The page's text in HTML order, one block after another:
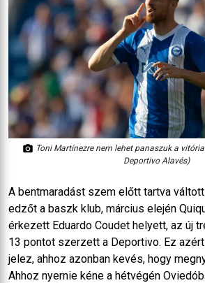
Toni Martínezre nem lehet panaszuk a
Deportivo Alavés)
A bentmaradást szem előtt tartva
edzőt a baszk klub, március elején
érkezett Eduardo Coudet helyett, az új
13 pontot szerzett a Deportivo. Ez
jelez, ahhoz azonban kevés, hogy
Ahhoz nyernie kéne a hétvégén